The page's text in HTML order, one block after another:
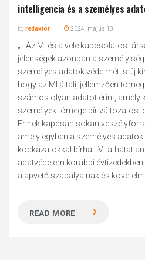
intelligencia és a személyes
byredaktor 2024. május 13.
„...Az MI és a vele kapcsolatos
jelenségek azonban a
személyes adatok védelmét is új
hogy az MI általi, jellemzően
számos olyan adatot érint, amely
személyek tömege bír változatos
Ennek kapcsán sokan
amely egyben a személyes
kockázatokkal bírhat.
adatvédelem korábbi
alapvető szabályainak és
READ MORE